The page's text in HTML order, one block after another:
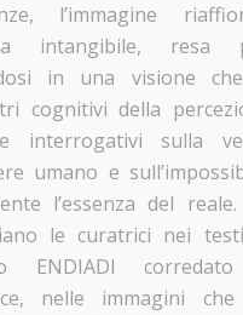
l’immagine
intangibile, resa
in una visione
cognitivi della
interrogativi sulla
umano e
l’essenza del
le curatrici nei
ENDIADI
nelle immagini